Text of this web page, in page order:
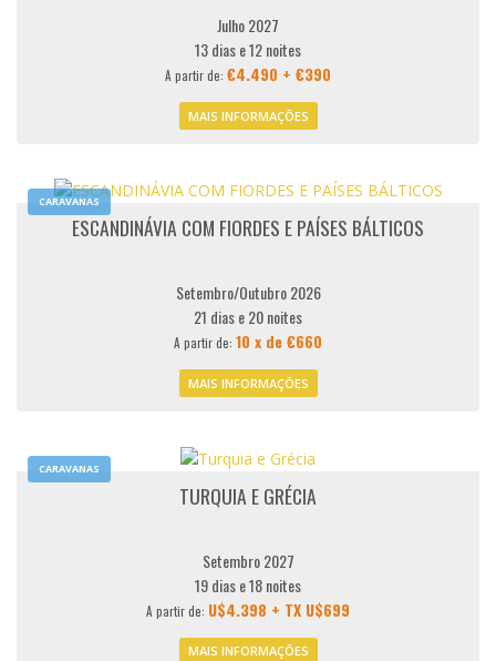
Seja bem-vindo!
Julho 2027
13 dias e 12 noites
A partir de: €4.490 + €390
MAIS INFORMAÇÕES
CARAVANAS
ESCANDINÁVIA COM FIORDES E PAÍSES BÁLTICOS
Setembro/Outubro 2026
21 dias e 20 noites
A partir de: 10 x de €660
MAIS INFORMAÇÕES
CARAVANAS
TURQUIA E GRÉCIA
Setembro 2027
19 dias e 18 noites
A partir de: U$4.398 + TX U$699
MAIS INFORMAÇÕES